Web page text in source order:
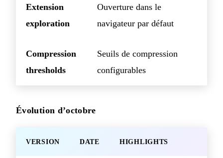
Extension
exploration
Ouverture dans le
navigateur par défaut
Compression
thresholds
Seuils de compression
configurables
Évolution d’octobre
VERSION DATE HIGHLIGHTS